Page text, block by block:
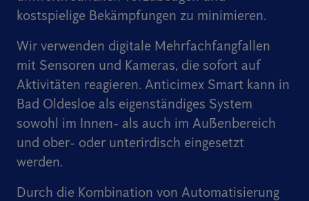
kostspielige Bekämpfungen zu minimieren.
Wir verwenden digitale Mehrfachfangfallen
mit Sensoren und Kameras, die sofort auf
Aktivitäten reagieren. Anticimex Smart kann in
Bad Oldesloe als eigenständiges System
sowohl im Innen- als auch im Außenbereich
und ober- oder unterirdisch eingesetzt
werden.
Durch die Kombination von Automatisierung